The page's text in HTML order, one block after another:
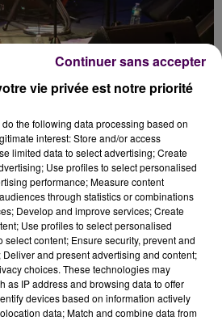
vie privée est notre priorité
do the following data processing based on
interest: Store and/or access
limited data to select advertising; Create
Use profiles to select personalised
performance; Measure content
through statistics or combinations
Develop and improve services; Create
Use profiles to select personalised
select content; Ensure security, prevent and
and present advertising and content;
choices. These technologies may
as IP address and browsing data to offer
devices based on information actively
data; Match and combine data from
Continuer sans accepter